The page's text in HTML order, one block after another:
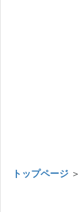
トップページ ＞